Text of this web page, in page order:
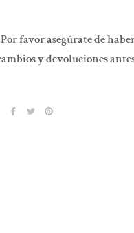
Por favor asegúrate de
y devoluciones